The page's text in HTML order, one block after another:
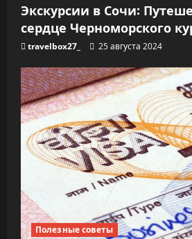
Экскурсии в Сочи:
сердце Черноморского
travelbox27_ 25 августа 2024
Полезные советы